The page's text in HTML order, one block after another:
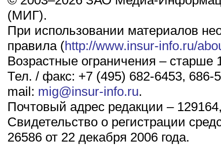
(МИГ).
При использовании материалов
правила (http://www.insur-info.ru/
Возрастные ограничения – старше
Тел. / факс: +7 (495) 682-6453, 686-
mail: mig@insur-info.ru.
Почтовый адрес редакции –
Свидетельство о регистрации
26586 от 22 декабря 2006 года.